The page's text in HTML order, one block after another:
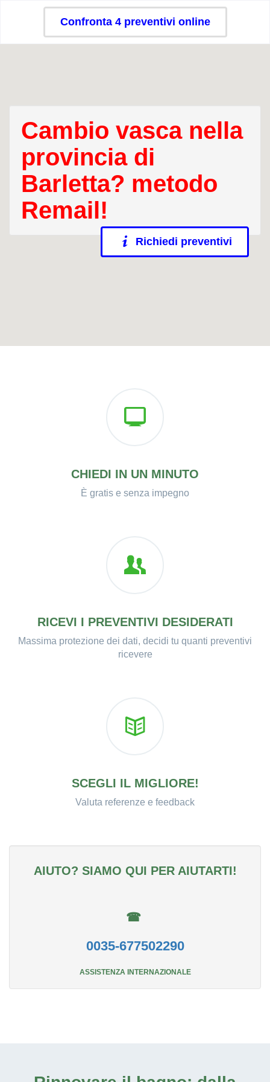
Confronta 4 preventivi online
Cambio vasca nella
provincia di
Barletta? metodo
Remail!
Richiedi preventivi
CHIEDI IN UN MINUTO
È gratis e senza impegno
RICEVI I PREVENTIVI DESIDERATI
Massima protezione dei dati, decidi tu quanti preventivi
ricevere
SCEGLI IL MIGLIORE!
Valuta referenze e feedback
AIUTO? SIAMO QUI PER AIUTARTI!
☎
0035-677502290
ASSISTENZA INTERNAZIONALE